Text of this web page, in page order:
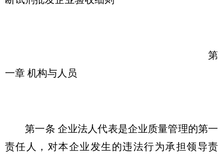
第
一章 机构与人员
第一条 企业法人代表是企业质量管理的第一
责任人，对本企业发生的违法行为承担领导责